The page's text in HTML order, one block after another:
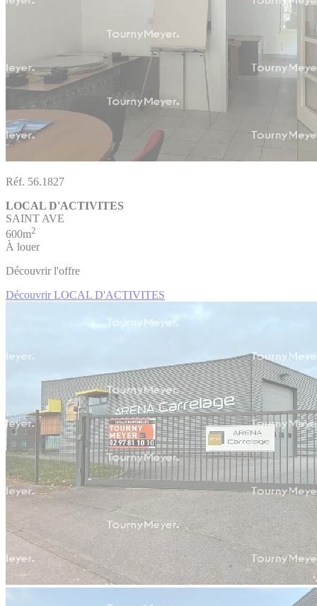
Réf. 56.1827
LOCAL D'ACTIVITES
SAINT AVE
600m2
À louer
Découvrir l'offre
Découvrir LOCAL D'ACTIVITES